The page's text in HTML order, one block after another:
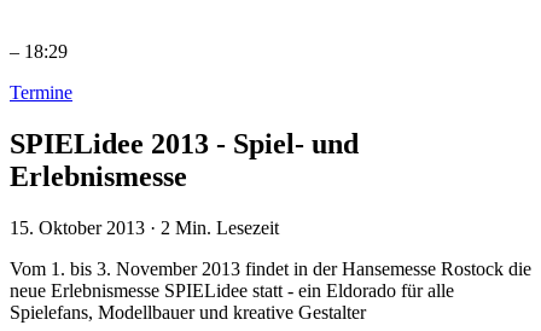
– 18:29
Termine
SPIELidee 2013 - Spiel- und
Erlebnismesse
15. Oktober 2013 · 2 Min. Lesezeit
Vom 1. bis 3. November 2013 findet in der Hansemesse Rostock die
neue Erlebnismesse SPIELidee statt - ein Eldorado für alle
Spielefans, Modellbauer und kreative Gestalter